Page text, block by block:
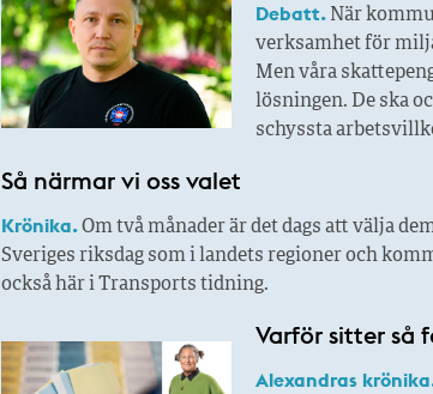
Debatt.När
verksamhet för
Men våra
lösningen. De ska
schyssta
Så närmar vi oss valet
Krönika.Om två månader är det dags att välja
Sveriges riksdag som i landets regioner och
också här i Transports tidning.
Varför sitter så
Alexandras